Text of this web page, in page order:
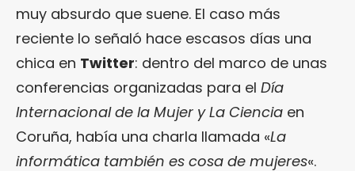
muy absurdo que suene. El caso más
reciente lo señaló hace escasos días una
chica en Twitter: dentro del marco de unas
conferencias organizadas para el Día
Internacional de la Mujer y La Ciencia en
Coruña, había una charla llamada «La
informática también es cosa de mujeres«.